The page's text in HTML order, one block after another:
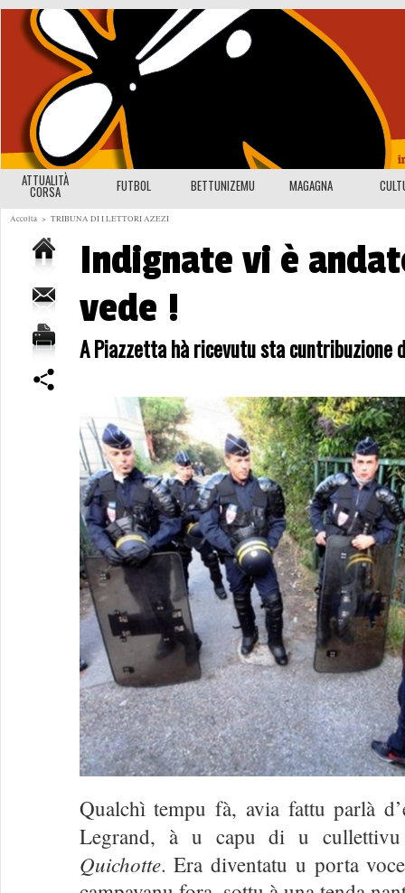
ATTUALITÀ
CORSA FUTBOL BETTUNIZEMU MAGAGNA
Accolta > TRIBUNA DI I LETTORI AZEZI
Indignate vi è
vede !
A Piazzetta hà ricevutu sta cuntribuzione
Qualchì tempu fà, avia fattu parlà
Legrand, à u capu di u
Quichotte. Era diventatu u porta